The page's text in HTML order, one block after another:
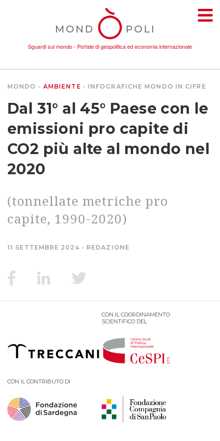
MOND POLI
Sguardi sul mondo - Portale di geopolitica ed economia internazionale
AMBIENTE
CONFLITTI
PUNTI DI VISTA
SGUARDI E VOCI
MONDO IN CIFRE
MONDO AMBIENTE INFOGRAFICHE MONDO IN CIFRE
Dal 31° al 45° Paese con le
emissioni pro capite di
CO2 più alte al mondo nel
2020
(tonnellate metriche pro
capite, 1990-2020)
11 SETTEMBRE 2024 REDAZIONE
CON IL COORDINAMENTO
SCIENTIFICO DEL
CON IL CONTRIBUTO DI